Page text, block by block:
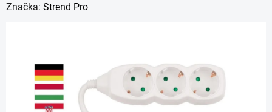
hodnotenie
hviezdičiek.
Značka: Strend Pro